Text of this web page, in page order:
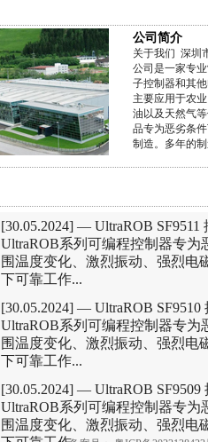
公司简介
关于我们 深圳
公司是一家专
子控制器和其
主要应用于农
油以及天然气
品专为恶劣条
制造。多年的
[30.05.2024] — UltraROB SF9511
UltraROB系列可编程控制器专为
围温度变化、激烈振动、强烈电
下可靠工作...
[30.05.2024] — UltraROB SF9510
UltraROB系列可编程控制器专为
围温度变化、激烈振动、强烈电
下可靠工作...
[30.05.2024] — UltraROB SF9509
UltraROB系列可编程控制器专为
围温度变化、激烈振动、强烈电